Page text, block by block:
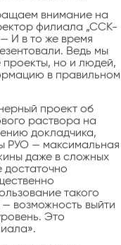
внимание на
филиала „ССК-
— И в то же время
Ведь мы
проекты, но и людей,
в правильном
проект об
раствора на
до­кладчика,
РУО — максимальная
даже в сложных
достаточно
такого
возможность выйти
Это